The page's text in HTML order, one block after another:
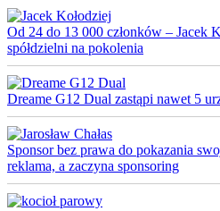
Od 24 do 13 000 członków – Jacek
spółdzielni na pokolenia
Dreame G12 Dual zastąpi nawet 5
Sponsor bez prawa do pokazania
reklama, a zaczyna sponsoring